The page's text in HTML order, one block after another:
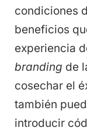
condiciones
beneficios
experiencia
branding de
cosechar el
también
introducir